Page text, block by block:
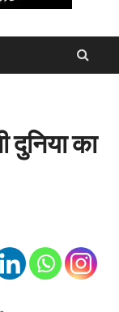
दुनिया का